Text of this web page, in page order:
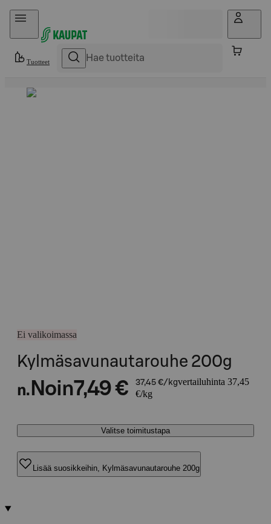
Hyppää sisältöön
Tuotteet
Ei valikoimassa
Kylmäsavunautarouhe 200g
n. Noin7,49 € 37,45 €/kgvertailuhinta 37,45
€/kg
Valitse toimitustapa
Lisää suosikkeihin, Kylmäsavunautarouhe 200g